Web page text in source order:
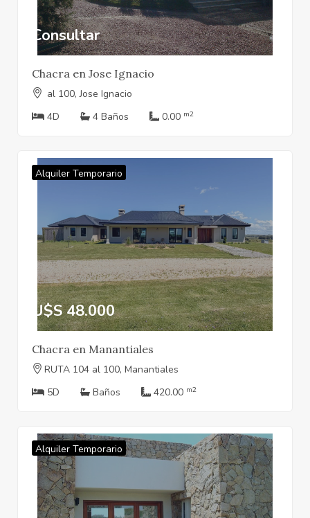
Consultar
Chacra en Jose Ignacio
al 100, Jose Ignacio
4D
4 Baños 0.00 m2
Alquiler Temporario
U$S 48.000
Chacra en Manantiales
RUTA 104 al 100, Manantiales
5D
Baños 420.00 m2
Alquiler Temporario